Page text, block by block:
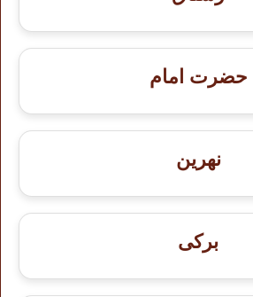
حضرت امام
نهرین
برکی